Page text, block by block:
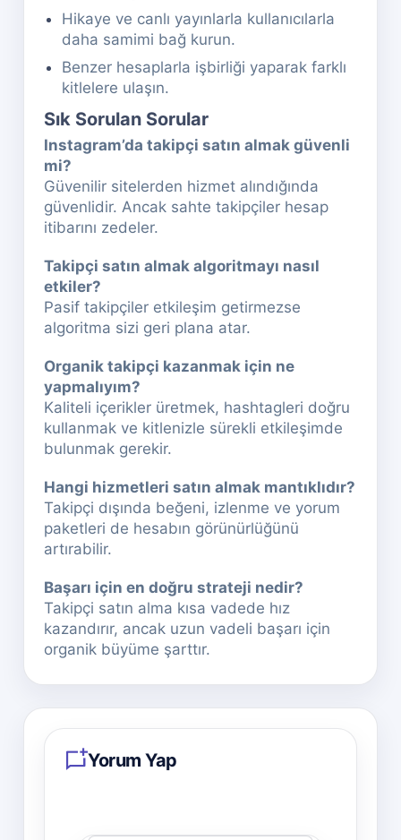
Hikaye ve canlı yayınlarla kullanıcılarla
daha samimi bağ kurun.
Benzer hesaplarla işbirliği yaparak farklı
kitlelere ulaşın.
Sık Sorulan Sorular
Instagram’da takipçi satın almak güvenli
mi?
Güvenilir sitelerden hizmet alındığında
güvenlidir. Ancak sahte takipçiler hesap
itibarını zedeler.
Takipçi satın almak algoritmayı nasıl
etkiler?
Pasif takipçiler etkileşim getirmezse
algoritma sizi geri plana atar.
Organik takipçi kazanmak için ne
yapmalıyım?
Kaliteli içerikler üretmek, hashtagleri doğru
kullanmak ve kitlenizle sürekli etkileşimde
bulunmak gerekir.
Hangi hizmetleri satın almak mantıklıdır?
Takipçi dışında beğeni, izlenme ve yorum
paketleri de hesabın görünürlüğünü
artırabilir.
Başarı için en doğru strateji nedir?
Takipçi satın alma kısa vadede hız
kazandırır, ancak uzun vadeli başarı için
organik büyüme şarttır.
Yorum Yap